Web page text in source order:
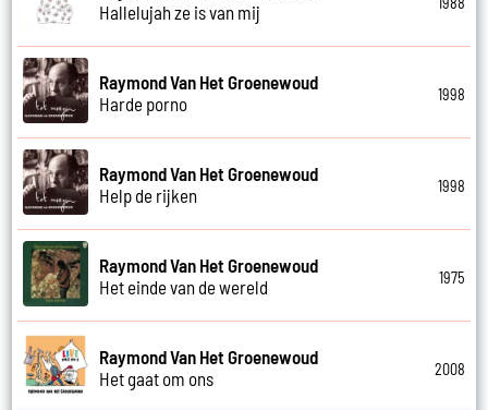
Hallelujah ze is van mij
Raymond Van Het Groenewoud
Harde porno
1998
Raymond Van Het Groenewoud
Help de rijken
1998
Raymond Van Het Groenewoud
Het einde van de wereld
1975
Raymond Van Het Groenewoud
Het gaat om ons
2008